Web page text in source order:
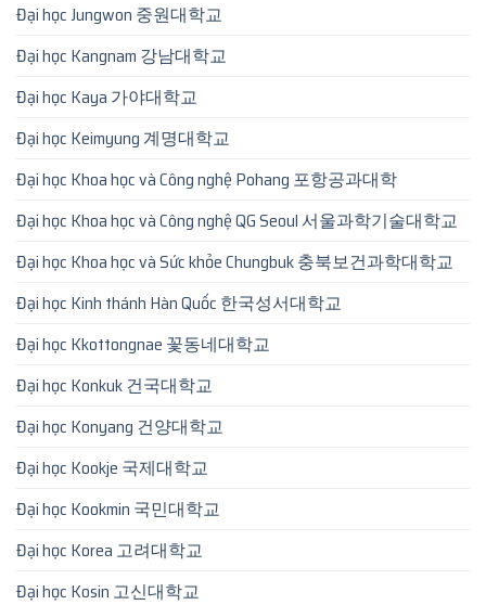
Đại học Jungwon 중원대학교
Đại học Kangnam 강남대학교
Đại học Kaya 가야대학교
Đại học Keimyung 계명대학교
Đại học Khoa học và Công nghệ Pohang 포항공과대학
Đại học Khoa học và Công nghệ QG Seoul 서울과학기술대학교
Đại học Khoa học và Sức khỏe Chungbuk 충북보건과학대학교
Đại học Kinh thánh Hàn Quốc 한국성서대학교
Đại học Kkottongnae 꽃동네대학교
Đại học Konkuk 건국대학교
Đại học Konyang 건양대학교
Đại học Kookje 국제대학교
Đại học Kookmin 국민대학교
Đại học Korea 고려대학교
Đại học Kosin 고신대학교